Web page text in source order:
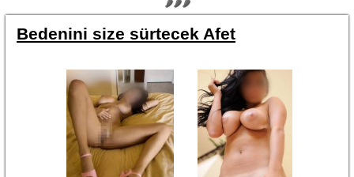
Bedenini size sürtecek Afet